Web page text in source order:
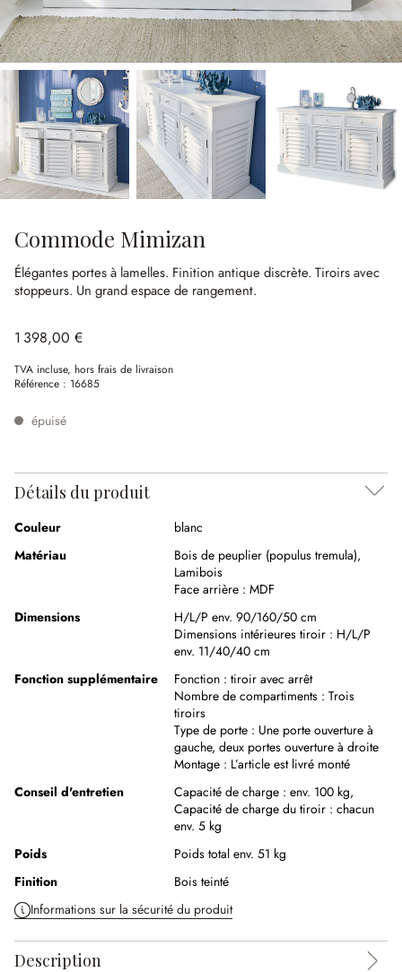
Commode Mimizan
Élégantes portes à lamelles. Finition antique discrète. Tiroirs avec
stoppeurs. Un grand espace de rangement.
1 398,00 €
TVA incluse, hors frais de livraison
Référence : 16685
épuisé
Détails du produit
Couleur
blanc
Matériau
Bois de peuplier (populus tremula),
Lamibois
Face arrière : MDF
Dimensions
H/L/P env. 90/160/50 cm
Dimensions intérieures tiroir : H/L/P
env. 11/40/40 cm
Fonction supplémentaire
Fonction : tiroir avec arrêt
Nombre de compartiments : Trois
tiroirs
Type de porte : Une porte ouverture à
gauche, deux portes ouverture à droite
Montage : L’article est livré monté
Conseil d'entretien
Capacité de charge : env. 100 kg,
Capacité de charge du tiroir : chacun
env. 5 kg
Poids
Poids total env. 51 kg
Finition
Bois teinté
Informations sur la sécurité du produit
Description